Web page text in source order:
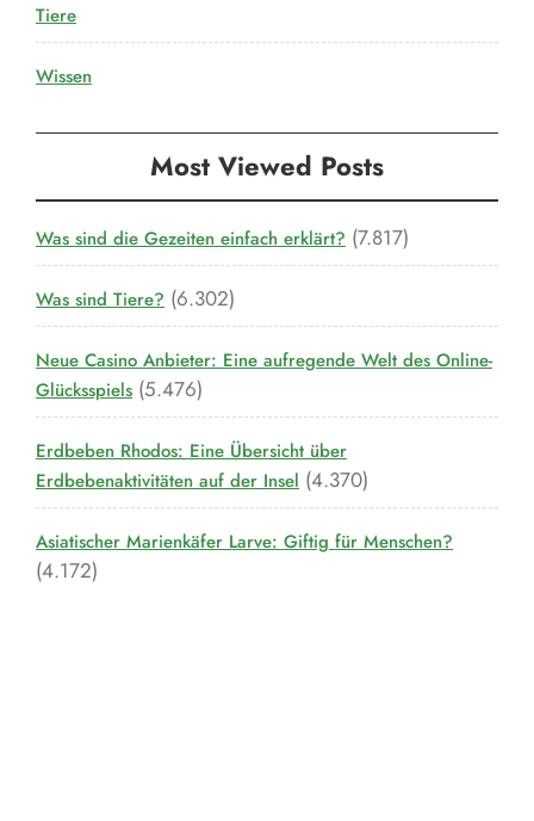
Tiere
Wissen
Most Viewed Posts
Was sind die Gezeiten einfach erklärt? (7.817)
Was sind Tiere? (6.302)
Neue Casino Anbieter: Eine aufregende Welt des Online-
Glücksspiels (5.476)
Erdbeben Rhodos: Eine Übersicht über
Erdbebenaktivitäten auf der Insel (4.370)
Asiatischer Marienkäfer Larve: Giftig für Menschen?
(4.172)